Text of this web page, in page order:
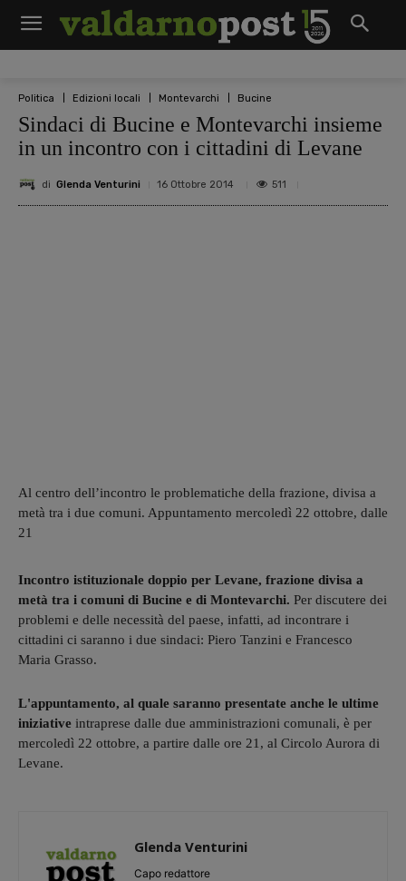
Politica Edizioni locali Montevarchi Bucine
Sindaci di Bucine e Montevarchi insieme
in un incontro con i cittadini di Levane
di Glenda Venturini 16 Ottobre 2014 511
Al centro dell’incontro le problematiche della frazione, divisa a
metà tra i due comuni. Appuntamento mercoledì 22 ottobre, dalle
21
Incontro istituzionale doppio per Levane, frazione divisa a
metà tra i comuni di Bucine e di Montevarchi. Per discutere dei
problemi e delle necessità del paese, infatti, ad incontrare i
cittadini ci saranno i due sindaci: Piero Tanzini e Francesco
Maria Grasso.
L'appuntamento, al quale saranno presentate anche le ultime
iniziative intraprese dalle due amministrazioni comunali, è per
mercoledì 22 ottobre, a partire dalle ore 21, al Circolo Aurora di
Levane.
Glenda Venturini
Capo redattore